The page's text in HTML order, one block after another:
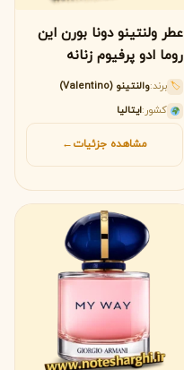
عطر ولنتینو دونا بورن این
روما ادو پرفیوم زنانه
(Valentino Donna Born In🏷 برند:والنتینو (Valentino)
کشور:ایتالیا
مشاهده جزئیات←